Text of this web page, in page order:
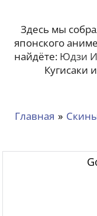
Здесь мы
японского
найдёте: Юдзи
Кугисаки
Главная »